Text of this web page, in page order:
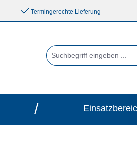
Termingerechte Lieferung
/